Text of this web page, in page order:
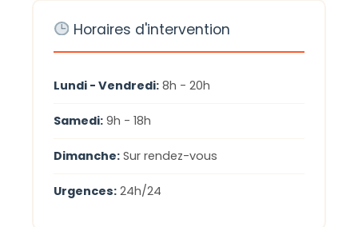
Horaires d'intervention
Lundi - Vendredi: 8h - 20h
Samedi: 9h - 18h
Dimanche: Sur rendez-vous
Urgences: 24h/24